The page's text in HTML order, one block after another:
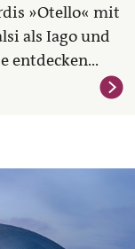
»Otello« mit
als Iago und
entdecken...